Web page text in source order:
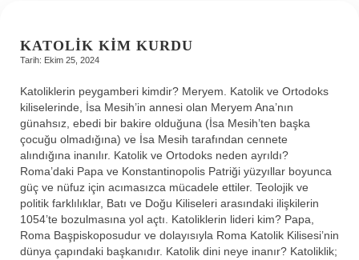
KATOLIK KIM KURDU
Tarih: Ekim 25, 2024
Katoliklerin peygamberi kimdir? Meryem. Katolik ve Ortodoks
kiliselerinde, İsa Mesih’in annesi olan Meryem Ana’nın
günahsız, ebedi bir bakire olduğuna (İsa Mesih’ten başka
çocuğu olmadığına) ve İsa Mesih tarafından cennete
alındığına inanılır. Katolik ve Ortodoks neden ayrıldı?
Roma’daki Papa ve Konstantinopolis Patriği yüzyıllar boyunca
güç ve nüfuz için acımasızca mücadele ettiler. Teolojik ve
politik farklılıklar, Batı ve Doğu Kiliseleri arasındaki ilişkilerin
1054’te bozulmasına yol açtı. Katoliklerin lideri kim? Papa,
Roma Başpiskoposudur ve dolayısıyla Roma Katolik Kilisesi’nin
dünya çapındaki başkanıdır. Katolik dini neye inanır? Katoliklik;